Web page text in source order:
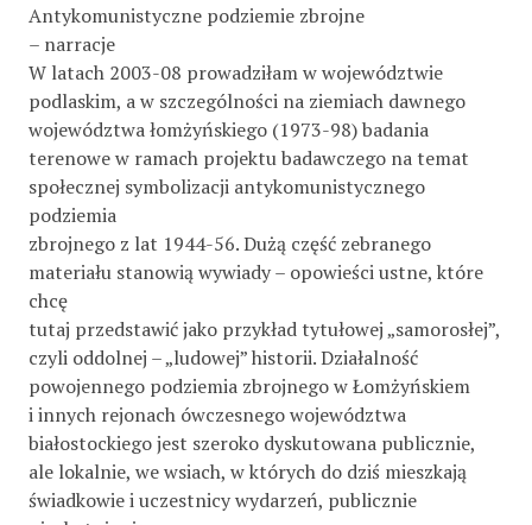
Antykomunistyczne podziemie zbrojne
– narracje
W latach 2003-08 prowadziłam w województwie
podlaskim, a w szczególności na ziemiach dawnego
województwa łomżyńskiego (1973-98) badania
terenowe w ramach projektu badawczego na temat
społecznej symbolizacji antykomunistycznego
podziemia
zbrojnego z lat 1944-56. Dużą część zebranego
materiału stanowią wywiady – opowieści ustne, które
chcę
tutaj przedstawić jako przykład tytułowej „samorosłej”,
czyli oddolnej – „ludowej” historii. Działalność
powojennego podziemia zbrojnego w Łomżyńskiem
i innych rejonach ówczesnego województwa
białostockiego jest szeroko dyskutowana publicznie,
ale lokalnie, we wsiach, w których do dziś mieszkają
świadkowie i uczestnicy wydarzeń, publicznie